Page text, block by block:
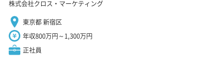
株式会社クロス・マーケティング
東京都 新宿区
年収800万円～1,300万円
正社員